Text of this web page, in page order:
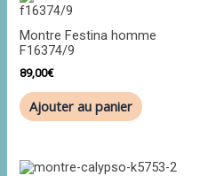
Montre Festina homme
F16374/9
89,00€
Ajouter au panier